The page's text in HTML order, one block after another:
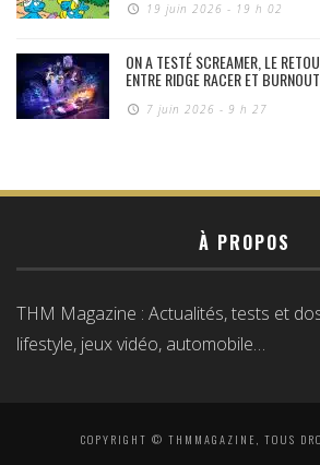
19 juin 2026 - 19 h 02
ON A TESTÉ SCREAMER, LE
ENTRE RIDGE RACER ET BURNOUT
7 juin 2026 - 9 h 27
À PROPOS
THM Magazine : Actualités, tests et
lifestyle, jeux vidéo, automobile…
COPYRIGHT © THMMAGAZINE, TOUS